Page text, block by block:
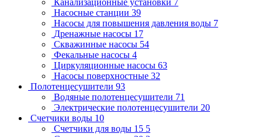
Насосные станции 39
Насосы для повышения давления воды 7
Дренажные насосы 17
Скважинные насосы 54
Фекальные насосы 4
Циркуляционные насосы 63
Насосы поверхностные 32
Полотенцесушители 93
Водяные полотенцесушители 71
Электрические полотенцесушители 20
Счетчики воды 10
Счетчики для воды 15 5